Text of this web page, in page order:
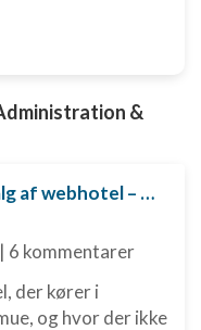
&
10 klassiske fejl ved valg af webhotel – og hvordan du undgår dem
| 6 kommentarer
der kører i
og hvor der ikke